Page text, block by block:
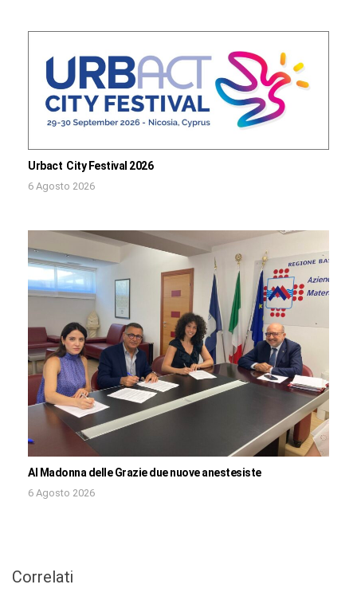
Urbact City Festival 2026
6 Agosto 2026
Al Madonna delle Grazie due nuove anestesiste
6 Agosto 2026
Correlati